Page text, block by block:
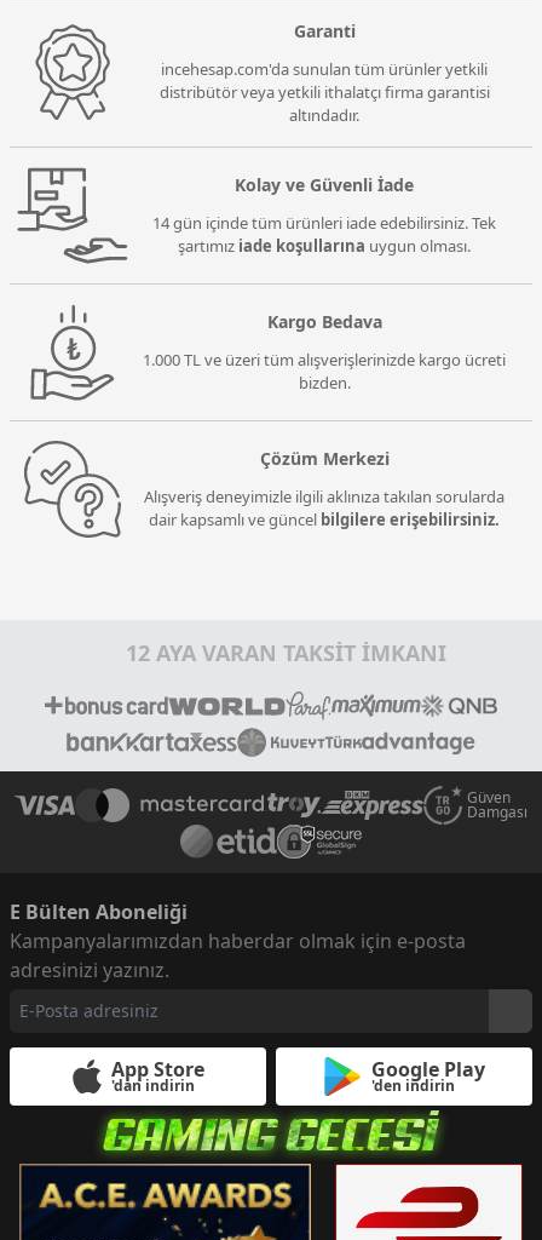
Garanti
incehesap.com'da sunulan tüm ürünler yetkili
distribütör veya yetkili ithalatçı firma garantisi
altındadır.
Kolay ve Güvenli İade
14 gün içinde tüm ürünleri iade edebilirsiniz. Tek
şartımız iade koşullarına uygun olması.
Kargo Bedava
1.000 TL ve üzeri tüm alışverişlerinizde kargo ücreti
bizden.
Çözüm Merkezi
Alışveriş deneyimizle ilgili aklınıza takılan sorularda
dair kapsamlı ve güncel bilgilere erişebilirsiniz.
12 AYA VARAN TAKSİT İMKANI
Güven
Damgası
E Bülten Aboneliği
Kampanyalarımızdan haberdar olmak için e-posta
adresinizi yazınız.
App Store
'dan indirin
Google Play
'den indirin